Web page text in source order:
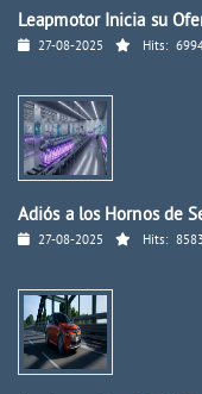
Leapmotor Inicia su
27-08-2025 Hits:
Adiós a los Hornos de
27-08-2025 Hits: